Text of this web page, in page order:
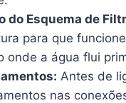
do Esquema de
para que
onde a água flui
Antes de
nas